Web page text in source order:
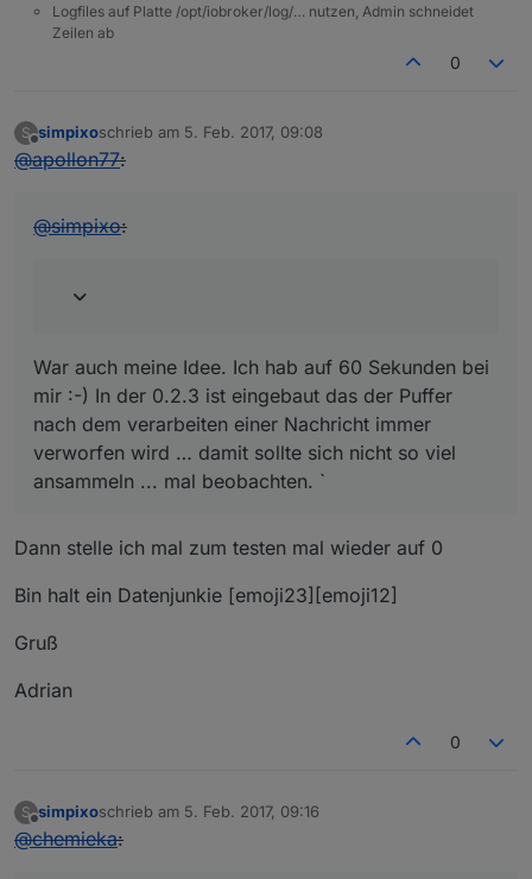
Logfiles auf Platte /opt/iobroker/log/… nutzen, Admin schneidet
Zeilen ab
0
S
Offline
simpixoschrieb am 5. Feb. 2017, 09:08
zuletzt editiert von
@apollon77:
@simpixo:
War auch meine Idee. Ich hab auf 60 Sekunden bei
mir :-) In der 0.2.3 ist eingebaut das der Puffer
nach dem verarbeiten einer Nachricht immer
verworfen wird … damit sollte sich nicht so viel
ansammeln ... mal beobachten. `
Dann stelle ich mal zum testen mal wieder auf 0
Bin halt ein Datenjunkie [emoji23][emoji12]
Gruß
Adrian
0
S
Offline
simpixoschrieb am 5. Feb. 2017, 09:16
zuletzt editiert von
@chemieka: